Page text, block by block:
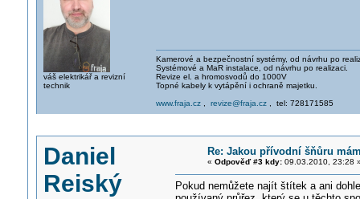
váš elektrikář a revizní
technik
Kamerové a bezpečnostní systémy, od návrhu po
Systémové a MaR instalace, od návrhu po realizaci.
Revize el. a hromosvodů do 1000V
Topné kabely k vytápění i ochraně majetku.
www.fraja.cz, revize@fraja.cz, tel: 728171585
Daniel
Reiský
Re: Jakou přívodní šňůru
« Odpověď #3 kdy:09.03.2010, 23:28
Pokud nemůžete najít štítek a ani